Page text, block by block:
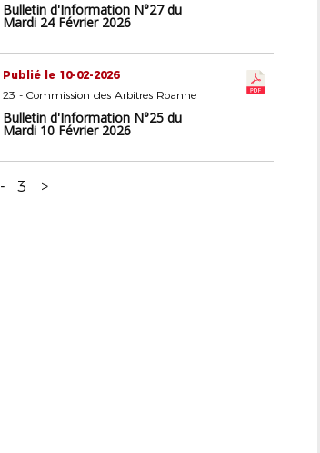
Bulletin d'Information N°27 du
Mardi 24 Février 2026
Publié le 10-02-2026
23 - Commission des Arbitres Roanne
Bulletin d'Information N°25 du
Mardi 10 Février 2026
- 3 >